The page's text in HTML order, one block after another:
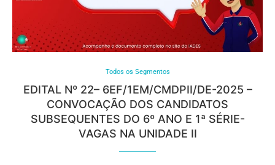
Todos os Segmentos
EDITAL Nº 22– 6EF/1EM/CMDPII/DE-2025 –
CONVOCAÇÃO DOS CANDIDATOS
SUBSEQUENTES DO 6º ANO E 1ª SÉRIE-
VAGAS NA UNIDADE II